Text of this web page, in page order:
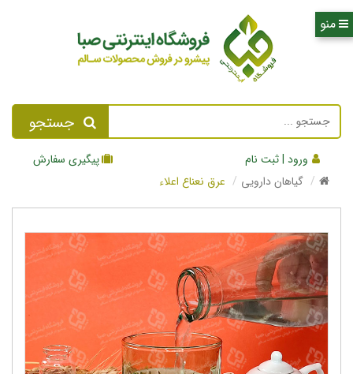
جستجو
ورود | ثبت نام
پیگیری سفارش
گیاهان دارویی
عرق نعناع اعلاء